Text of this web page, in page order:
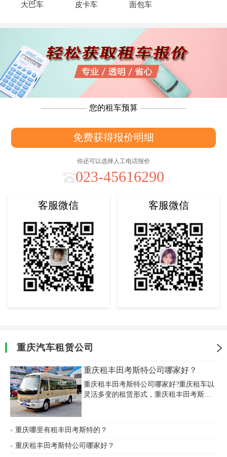
大巴车 皮卡车 面包车
您的租车预算
免费获得报价明细
你还可以选择人工电话报价
023-45616290
客服微信 客服微信
重庆汽车租赁公司
重庆租丰田考斯特公司哪家好？
重庆租丰田考斯特公司哪家好?重庆租车以
灵活多变的租赁形式，重庆租丰田考斯特
型活动很不错的出行方式!
重庆哪里有租丰田考斯特的？
重庆租丰田考斯特公司哪家好？